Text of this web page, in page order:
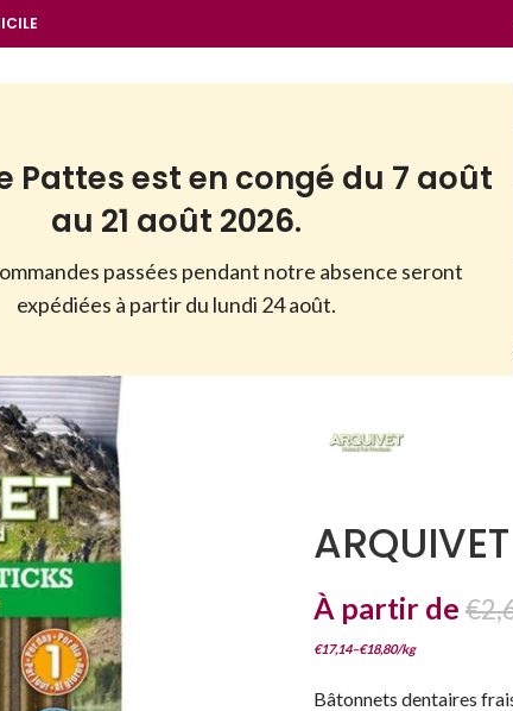
Pattes est en congé du 7 août
au 21 août 2026.
passées pendant notre absence seront
expédiées à partir du lundi 24 août.
CHATSAUTRES PAR MARQUESANTI-GASPI
À partir de €
€17,14–€18,80/kg
Bâtonnets dentaires